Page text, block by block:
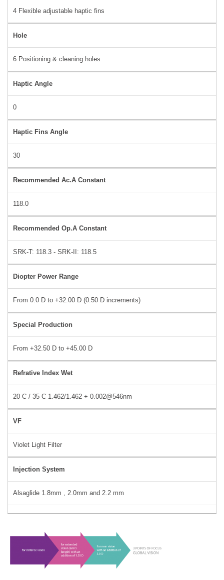
4 Flexible adjustable haptic fins
Hole
6 Positioning & cleaning holes
Haptic Angle
0
Haptic Fins Angle
30
Recommended Ac.A Constant
118.0
Recommended Op.A Constant
SRK-T: 118.3 - SRK-II: 118.5
Diopter Power Range
From 0.0 D to +32.00 D (0.50 D increments)
Special Production
From +32.50 D to +45.00 D
Refrative Index Wet
20 C / 35 C 1.462/1.462 + 0.002@546nm
VF
Violet Light Filter
Injection System
Alsaglide 1.8mm , 2.0mm and 2.2 mm